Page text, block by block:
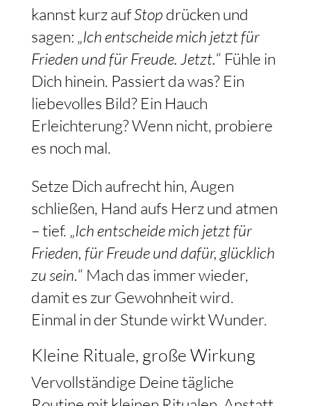
kannst kurz aufStop drücken und
sagen: „Ich entscheide mich jetzt für
Frieden und für Freude. Jetzt.“ Fühle in
Dich hinein. Passiert da was? Ein
liebevolles Bild? Ein Hauch
Erleichterung? Wenn nicht, probiere
es noch mal.
Setze Dich aufrecht hin, Augen
schließen, Hand aufs Herz und atmen
– tief. „Ich entscheide mich jetzt für
Frieden, für Freude und dafür, glücklich
zu sein.“ Mach das immer wieder,
damit es zur Gewohnheit wird.
Einmal in der Stunde wirkt Wunder.
Kleine Rituale, große Wirkung
Vervollständige Deine tägliche